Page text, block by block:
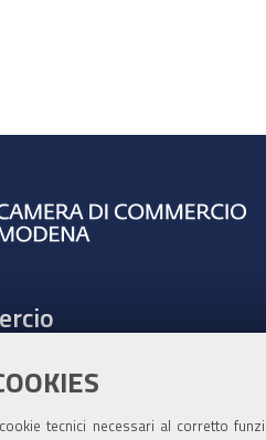
tecnici necessari al corretto
d'Italia: